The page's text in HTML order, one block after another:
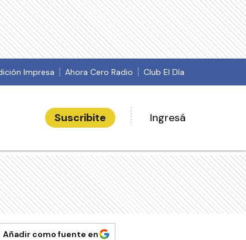
Impresa Ahora Cero Radio Club El Día
Suscribite Ingresá
Añadir como fuente en